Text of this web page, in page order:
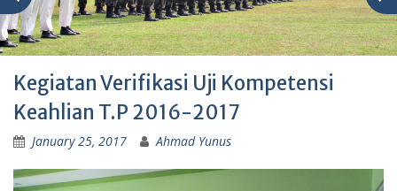
Kegiatan Verifikasi Uji Kompetensi
Keahlian T.P 2016-2017
January 25, 2017 Ahmad Yunus